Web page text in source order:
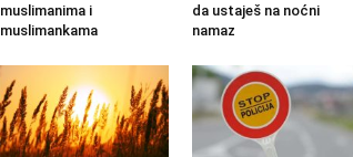
muslimanima i
muslimankama
da ustaješ na noćni
namaz